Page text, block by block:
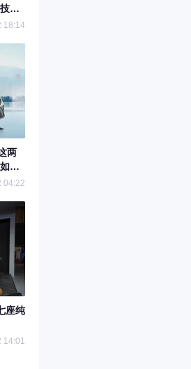
兼
18:14
两
高
04:22
座纯
14:01